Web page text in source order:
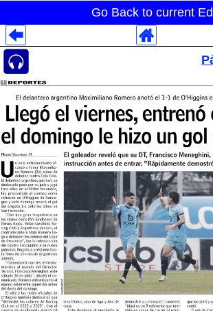
Go Back to current
Despliegues Analytics
Despliegues Totales
Despliegues por Rubros